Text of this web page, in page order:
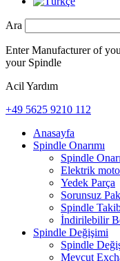
Ara
Enter Manufacturer of
your Spindle
Acil Yardım
+49 5625 9210 112
Anasayfa
Spindle Onarımı
Spindle
Elektrik
Yedek Parça
Sorunsuz
Spindle
İndirilebilir
Spindle Değişimi
Spindle
Mevcut